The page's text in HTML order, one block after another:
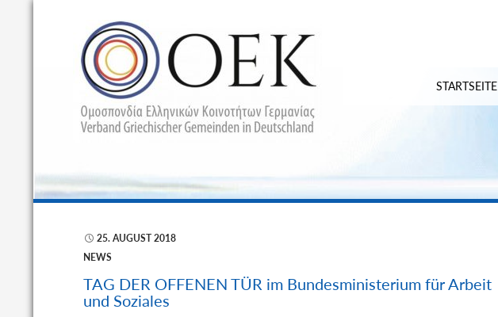
STARTSEITE
25. AUGUST 2018
NEWS
TAG DER OFFENEN TÜR im Bundesministerium für Arbeit
und Soziales